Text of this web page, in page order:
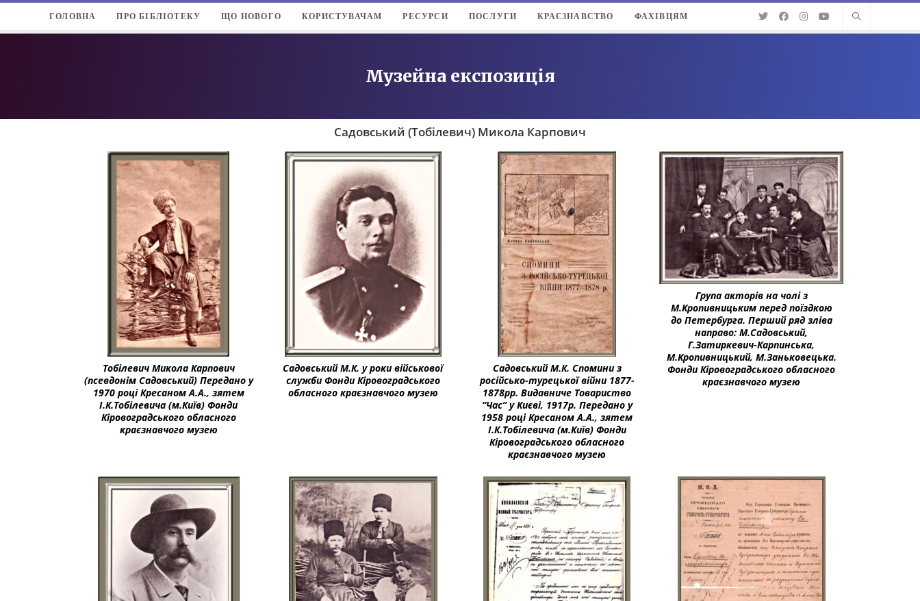
ГОЛОВНА ПРО БІБЛІОТЕКУ ЩО НОВОГО КОРИСТУВАЧАМ РЕСУРСИ ПОСЛУГИ КРАЄЗНАВСТВО ФАХІВЦЯМ
Музейна експозиція
Садовський (Тобілевич) Микола Карпович
Тобілевич Микола Карпович
(псевдонім Садовський) Передано у
1970 році Кресаном А.А., зятем
І.К.Тобілевича (м.Київ) Фонди
Кіровоградського обласного
краєзнавчого музею
Садовський М.К. у роки військової
служби Фонди Кіровоградського
обласного краєзнавчого музею
Садовський М.К. Спомини з
російсько-турецької війни 1877-
1878рр. Видавниче Товариство
“Час” у Києві, 1917р. Передано у
1958 році Кресаном А.А., зятем
І.К.Тобілевича (м.Київ) Фонди
Кіровоградського обласного
краєзнавчого музею
Група акторів на чолі з
М.Кропивницьким перед поїздкою
до Петербурга. Перший ряд зліва
направо: М.Садовський,
Г.Затиркевич-Карпинська,
М.Кропивницький, М.Заньковецька.
Фонди Кіровоградського обласного
краєзнавчого музею